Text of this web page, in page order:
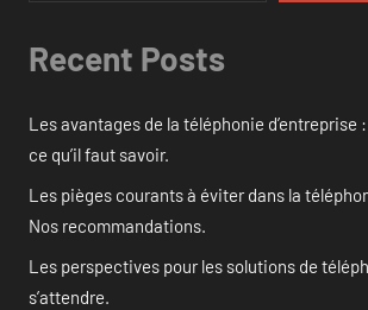
Recent Posts
Les avantages de la téléphonie d’entreprise
ce qu’il faut savoir.
Les pièges courants à éviter dans la
Nos recommandations.
Les perspectives pour les solutions de
s’attendre.